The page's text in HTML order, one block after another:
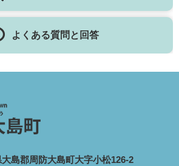
よくある質問と回答
島郡周防大島町大字小松126-2